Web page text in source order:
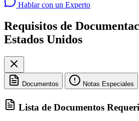
Hablar con un Experto
Requisitos de
Estados Unidos
Documentos Notas Especiales
Lista de Documentos